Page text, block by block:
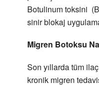
Botulinum toksini
sinir blokaj
Migren Botoksu
Son yıllarda tüm
kronik migren